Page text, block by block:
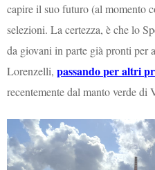
capire il suo futuro (al momento
selezioni. La certezza, è che lo
da giovani in parte già pronti per
Lorenzelli,passando per altri
recentemente dal manto verde di